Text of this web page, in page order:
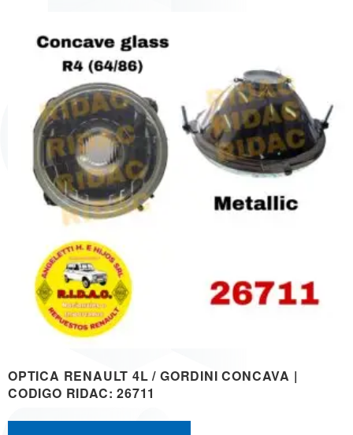
OPTICA RENAULT 4L / GORDINI CONCAVA |
CODIGO RIDAC: 26711